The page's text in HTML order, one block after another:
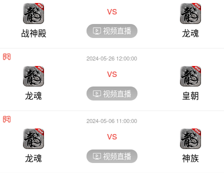
战神殿
vs
视频直播 龙魂
龙魂
2024-05-26 12:00:00
vs
视频直播 皇朝
龙魂
2024-05-06 11:00:00
vs
视频直播 神族